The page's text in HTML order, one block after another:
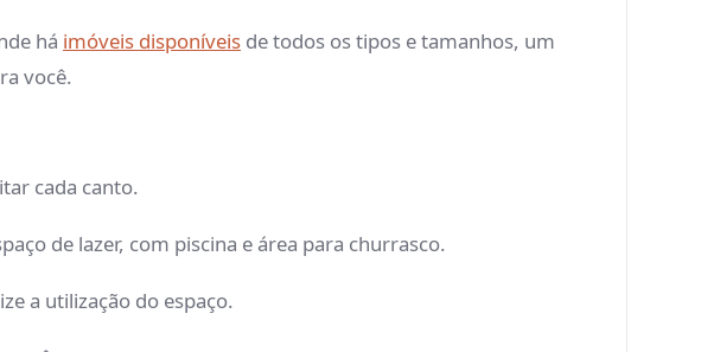
há imóveis disponíveis de todos os tipos e tamanhos, um
você.
cada canto.
de lazer, com piscina e área para churrasco.
a utilização do espaço.